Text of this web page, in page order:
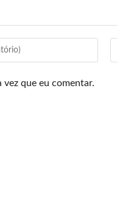
vez que eu comentar.